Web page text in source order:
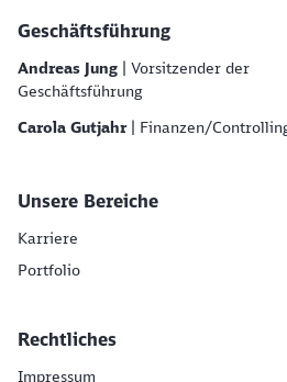
Geschäftsführung
Andreas Jung | Vorsitzender der
Geschäftsführung
Carola Gutjahr| Finanzen/
Unsere Bereiche
Karriere
Portfolio
Rechtliches
Impressum